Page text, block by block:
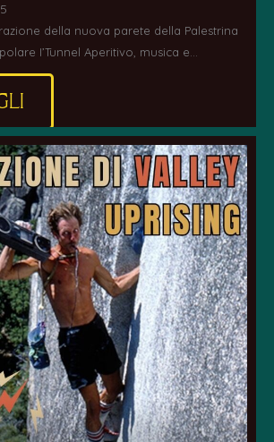
della nuova parete della Palestrina
I’Tunnel Aperitivo, musica e…